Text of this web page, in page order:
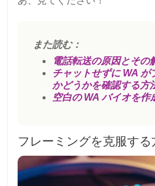
また読む：
電話転送の原因とその
チャットせずに WA が
かどうかを確認する方
空白の WA バイオを作
フレーミングを克服する